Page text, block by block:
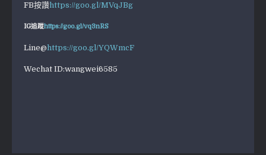
FB按讚https://goo.gl/MVqJBg
IG追蹤https://goo.gl/vq3nRS
Line@https://goo.gl/YQWmcF
Wechat ID:wangwei6585